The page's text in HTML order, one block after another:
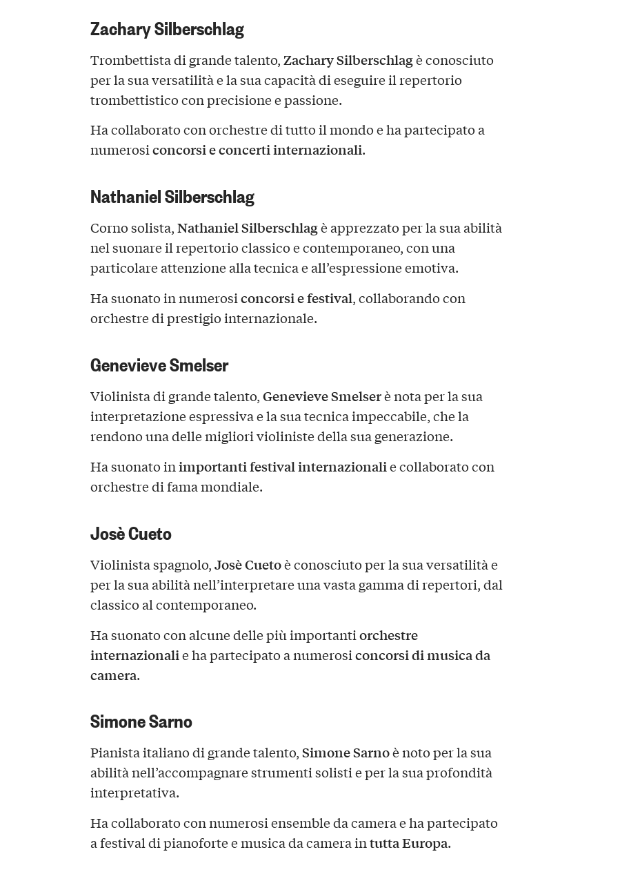
Zachary Silberschlag
Trombettista di grande talento, Zachary Silberschlagè conosciuto
per la sua versatilità e la sua capacità di eseguire il repertorio
trombettistico con precisione e passione.
Ha collaborato con orchestre di tutto il mondo e ha partecipato a
numerosiconcorsi e concerti internazionali.
Nathaniel Silberschlag
Corno solista,Nathaniel Silberschlagè apprezzato per la sua abilità
nel suonare il repertorio classico e contemporaneo, con una
particolare attenzione alla tecnica e all’espressione emotiva.
Ha suonato in numerosiconcorsi e festival, collaborando con
orchestre di prestigio internazionale.
Genevieve Smelser
Violinista di grande talento,Genevieve Smelserè nota per la sua
interpretazione espressiva e la sua tecnica impeccabile, che la
rendono una delle migliori violiniste della sua generazione.
Ha suonato inimportanti festival internazionalie collaborato con
orchestre di fama mondiale.
Josè Cueto
Violinista spagnolo,Josè Cuetoè conosciuto per la sua versatilità e
per la sua abilità nell’interpretare una vasta gamma di repertori, dal
classico al contemporaneo.
Ha suonato con alcune delle più importantiorchestre
internazionalie ha partecipato a numerosiconcorsi di musica da
camera.
Simone Sarno
Pianista italiano di grande talento,Simone Sarnoè noto per la sua
abilità nell’accompagnare strumenti solisti e per la sua profondità
interpretativa.
Ha collaborato con numerosi ensemble da camera e ha partecipato
a festival di pianoforte e musica da camera intutta Europa.